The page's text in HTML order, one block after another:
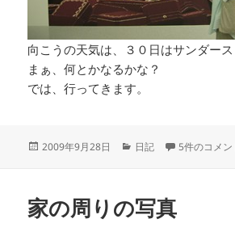
向こうの天気は、３０日はサンダー
まぁ、何とかなるかな？
では、行ってきます。
投
2009年9月28日
カ
ー
日記 関空にて へ
5件のコメン
家の周りの写真